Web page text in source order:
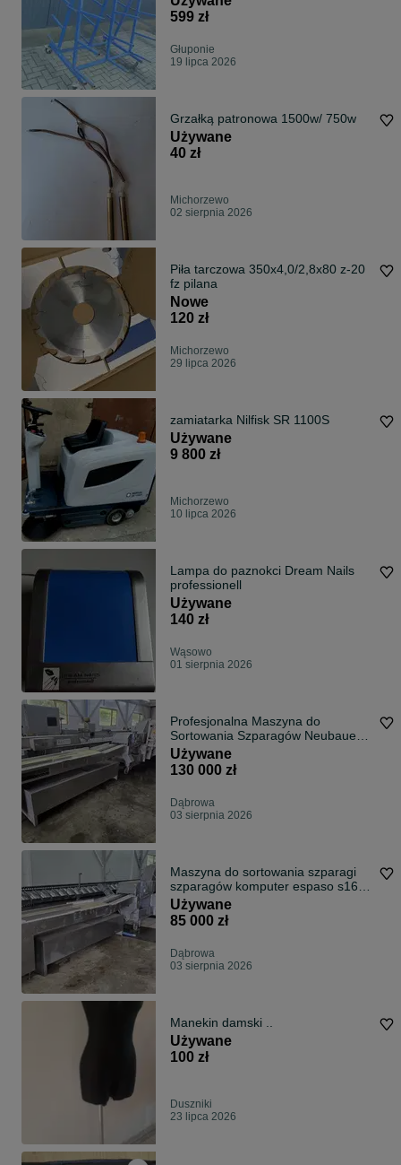
599 zł
Głuponie
19 lipca 2026
Grzałką patronowa 1500w/ 750w
Używane
40 zł
Michorzewo
02 sierpnia 2026
Piła tarczowa 350x4,0/2,8x80 z-20
fz pilana
Nowe
120 zł
Michorzewo
29 lipca 2026
zamiatarka Nilfisk SR 1100S
Używane
9 800 zł
Michorzewo
10 lipca 2026
Lampa do paznokci Dream Nails
professionell
Używane
140 zł
Wąsowo
01 sierpnia 2026
Profesjonalna Maszyna do
Sortowania Szparagów Neubauer
ESPASO S24 (2014)
Używane
130 000 zł
Dąbrowa
03 sierpnia 2026
Maszyna do sortowania szparagi
szparagów komputer espaso s16
stan bdb sprowadzona z de
zapraszam
Używane
85 000 zł
Dąbrowa
03 sierpnia 2026
Manekin damski ..
Używane
100 zł
Duszniki
23 lipca 2026